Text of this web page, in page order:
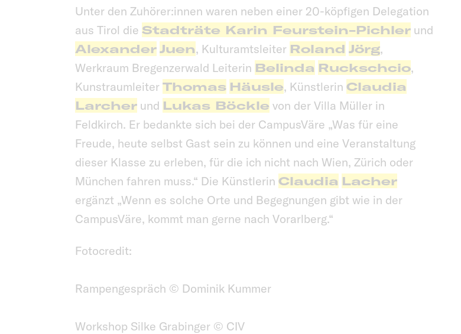
Unter den Zuhörer:innen waren neben einer 20-köpfigen Delegation
aus Tirol die Stadträte Karin Feurstein-Pichlerund
Alexander Juen, Kulturamtsleiter Roland Jörg,
Werkraum Bregenzerwald Leiterin Belinda Ruckschcio,
Kunstraumleiter Thomas Häusle, Künstlerin Claudia
Larcherund Lukas Böckle von der Villa Müller in
Feldkirch. Er bedankte sich bei der CampusVäre „Was für eine
Freude, heute selbst Gast sein zu können und eine Veranstaltung
dieser Klasse zu erleben, für die ich nicht nach Wien, Zürich oder
München fahren muss.“ Die Künstlerin Claudia Lacher
ergänzt „Wenn es solche Orte und Begegnungen gibt wie in der
CampusVäre, kommt man gerne nach Vorarlberg.“
Fotocredit:
Rampengespräch © Dominik Kummer
Workshop Silke Grabinger © CIV